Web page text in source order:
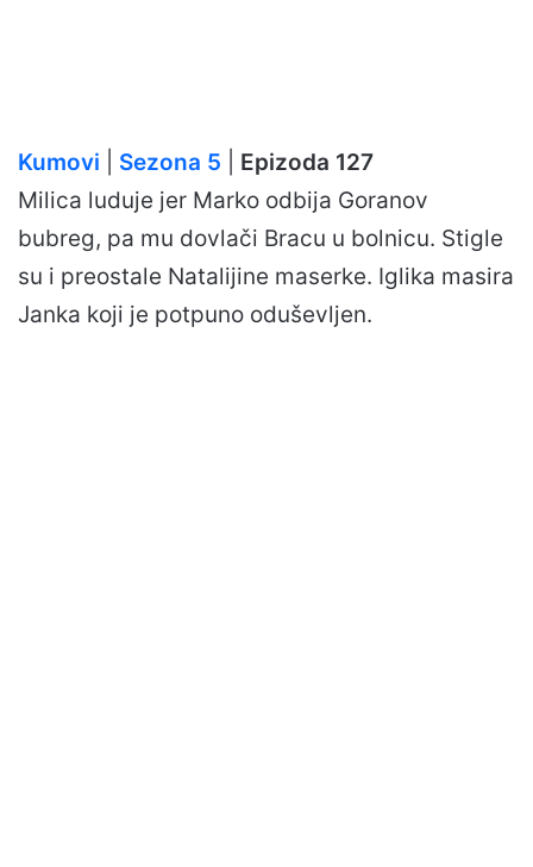
Kumovi Sezona 5
Epizoda 127
Milica luduje jer Marko odbija Goranov
bubreg, pa mu dovlači Bracu u bolnicu. Stigle
su i preostale Natalijine maserke. Iglika masira
Janka koji je potpuno oduševljen.